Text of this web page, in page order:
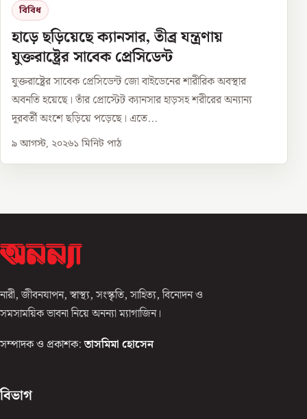
বিবিধ
হাড়ে ছড়িয়েছে ক্যানসার, তীব্র যন্ত্রণায়
যুক্তরাষ্ট্রের সাবেক প্রেসিডেন্ট
যুক্তরাষ্ট্রের সাবেক প্রেসিডেন্ট জো বাইডেনের শারীরিক অবস্থার
অবনতি হয়েছে। তাঁর প্রোস্টেট ক্যানসার হাড়সহ শরীরের অন্যান্য
দূরবর্তী অংশে ছড়িয়ে পড়েছে। এতে...
৯ আগস্ট, ২০২৬১ মিনিট পাঠ
নারী, জীবনযাপন, স্বাস্থ্য, সংস্কৃতি, সাহিত্য, বিনোদন ও
সমসাময়িক ভাবনা নিয়ে অনন্যা ম্যাগাজিন।
সম্পাদক ও প্রকাশক: তাসমিমা হোসেন
বিভাগ